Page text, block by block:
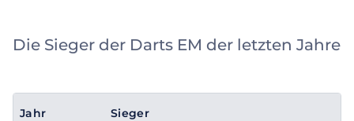
Die Sieger der Darts EM der letzten Jahre
Jahr Sieger